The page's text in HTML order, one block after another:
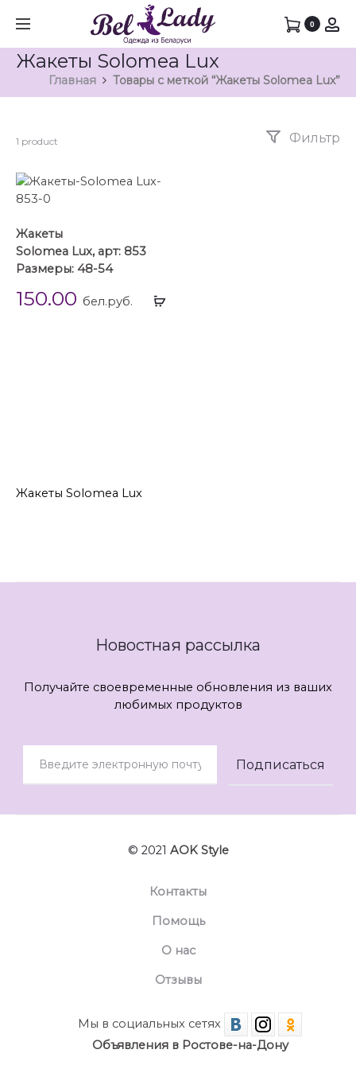
0
Жакеты Solomea Lux
Главная Товары с меткой “Жакеты Solomea Lux”
1 product Фильтр
Выбрать
Жакеты
Solomea Lux, арт: 853
Размеры: 48-54
150.00 бел.руб.
Жакеты Solomea Lux
Новостная рассылка
Получайте своевременные обновления из ваших
любимых продуктов
© 2021 AOK Style
Контакты
Помощь
О нас
Отзывы
Мы в социальных сетях
Объявления в Ростове-на-Дону